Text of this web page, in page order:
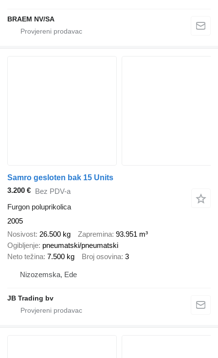
BRAEM NV/SA
Samro gesloten bak 15 Units
3.200 € Bez PDV-a
Furgon poluprikolica
2005
Nosivost 26.500 kg Zapremina 93.951 m³
Ogibljenje pneumatski/pneumatski
Neto težina 7.500 kg Broj osovina 3
Nizozemska, Ede
JB Trading bv